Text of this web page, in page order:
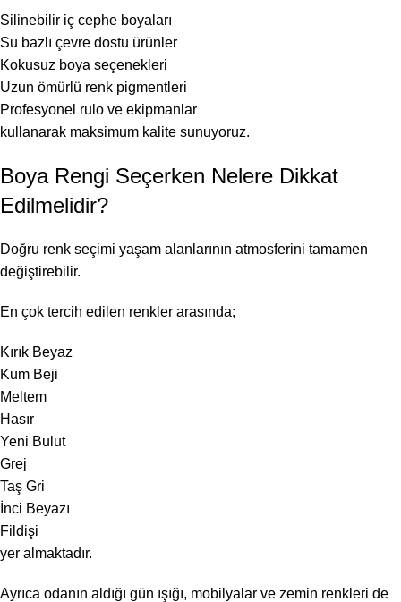
Silinebilir iç cephe boyaları
Su bazlı çevre dostu ürünler
Kokusuz boya seçenekleri
Uzun ömürlü renk pigmentleri
Profesyonel rulo ve ekipmanlar
kullanarak maksimum kalite sunuyoruz.
Boya Rengi Seçerken Nelere Dikkat
Edilmelidir?
Doğru renk seçimi yaşam alanlarının atmosferini tamamen
değiştirebilir.
En çok tercih edilen renkler arasında;
Kırık Beyaz
Kum Beji
Meltem
Hasır
Yeni Bulut
Grej
Taş Gri
İnci Beyazı
Fildişi
yer almaktadır.
Ayrıca odanın aldığı gün ışığı, mobilyalar ve zemin renkleri de